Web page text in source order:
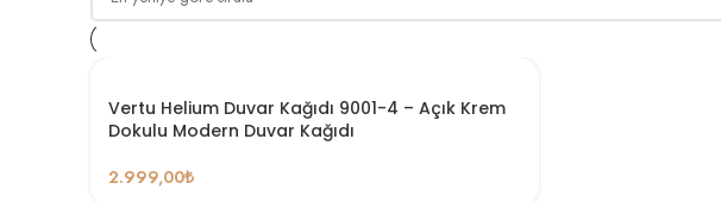
Vertu Helium Duvar Kağıdı 9001-4 – Açık Krem
Dokulu Modern Duvar Kağıdı
2.999,00₺